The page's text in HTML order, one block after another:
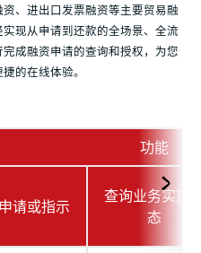
、进出口发票融资等主要贸易融
现从申请到还款的全场景、全流
成融资申请的查询和授权，为您
的在线体验。
功能
请或指示
查询业务实施
态